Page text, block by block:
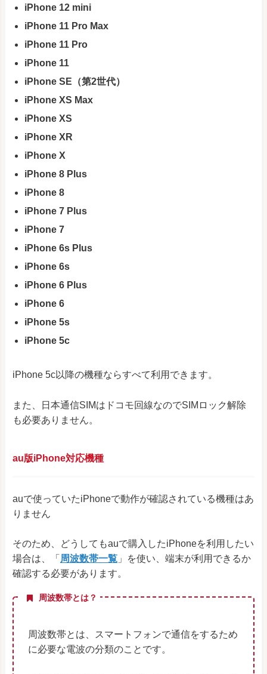
iPhone 12 mini
iPhone 11 Pro Max
iPhone 11 Pro
iPhone 11
iPhone SE（第2世代）
iPhone XS Max
iPhone XS
iPhone XR
iPhone X
iPhone 8 Plus
iPhone 8
iPhone 7 Plus
iPhone 7
iPhone 6s Plus
iPhone 6s
iPhone 6 Plus
iPhone 6
iPhone 5s
iPhone 5c
iPhone 5c以降の機種ならすべて利用できます。
また、日本通信SIMはドコモ回線なのでSIMロック解除
も必要ありません。
au版iPhone対応機種
auで使っていたiPhoneで動作が確認されている機種はあ
りません
そのため、どうしてもauで購入したiPhoneを利用したい
場合は、「 周波数帯一覧 」を使い、端末が利用できるか
確認する必要があります。
周波数帯とは？
周波数帯とは、スマートフォンで通信をするため
に必要な電波の分類のことです。